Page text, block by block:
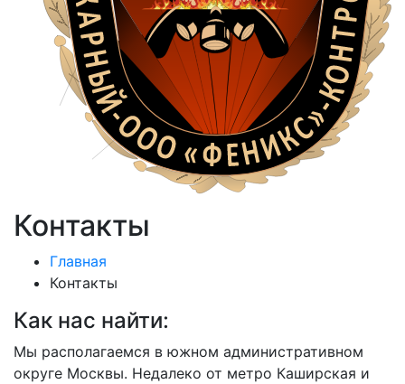
Контакты
Главная
Контакты
Как нас найти:
Мы располагаемся в южном административном
округе Москвы. Недалеко от метро Каширская и